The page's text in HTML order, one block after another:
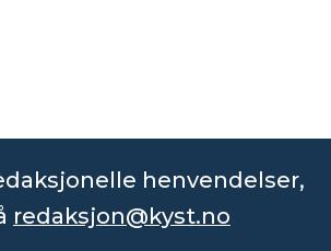
henvendelser,
redaksjon@kyst.no